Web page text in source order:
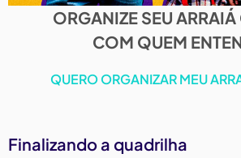
ORGANIZE SEU ARRAIÁ
COM QUEM
QUERO ORGANIZAR MEU
Finalizando a quadrilha